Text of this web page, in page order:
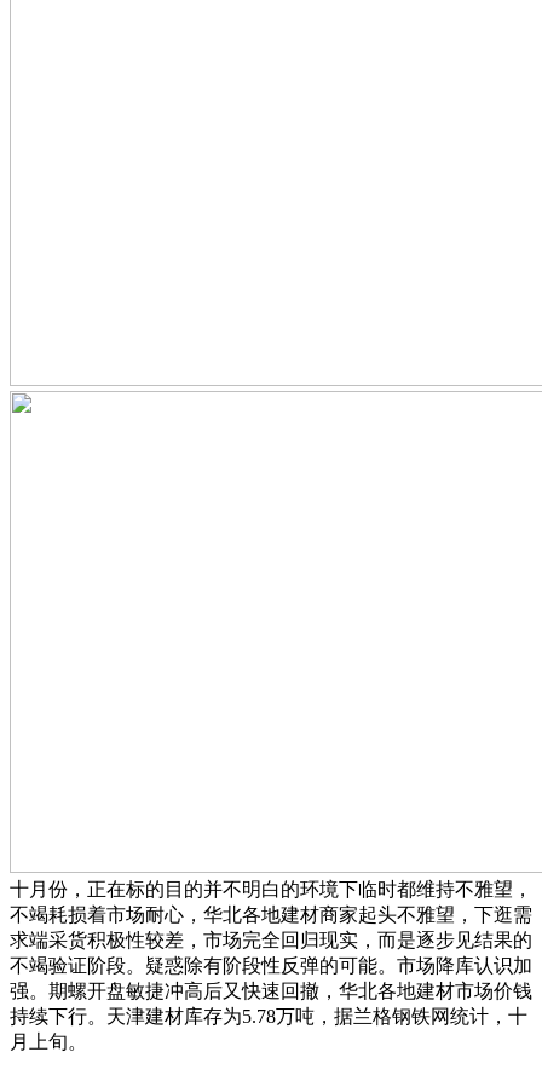
十月份，正在标的目的并不明白的环境下临时都维持不雅望，
不竭耗损着市场耐心，华北各地建材商家起头不雅望，下逛需
求端采货积极性较差，市场完全回归现实，而是逐步见结果的
不竭验证阶段。疑惑除有阶段性反弹的可能。市场降库认识加
强。期螺开盘敏捷冲高后又快速回撤，华北各地建材市场价钱
持续下行。天津建材库存为5.78万吨，据兰格钢铁网统计，十
月上旬。